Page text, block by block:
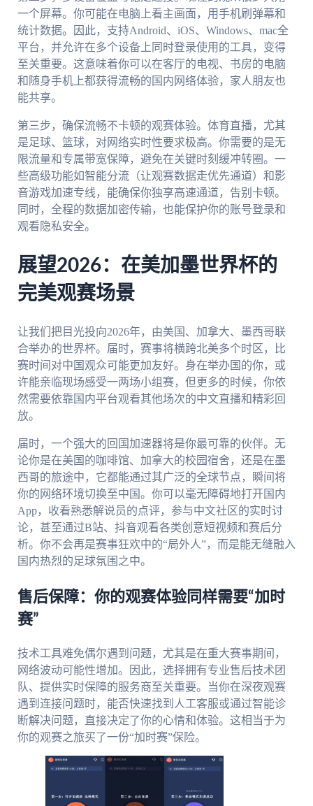
一个屏幕。你可能在电脑上看主画面，用手机刷弹幕和
统计数据。因此，支持Android、iOS、Windows、mac全
平台，并允许在多个设备上同时登录使用的工具，变得
至关重要。这意味着你可以在客厅的电视、书房的电脑
和随身手机上都获得流畅的国内网络体验，家人朋友也
能共享。
第三步，确保流畅不卡顿的观赛体验。体育直播，尤其
是足球、篮球，对网络实时性要求极高。你需要的是无
限流量和专属带宽保障，避免在关键时刻缓冲转圈。一
些高级功能如智能分流（让观赛数据走优先通道）和影
音游戏加速专线，能确保你独享高速通道，告别卡顿。
同时，全程的数据加密传输，也能保护你的账号登录和
观看隐私安全。
展望2026：在美加墨世界杯的
完美观赛场景
让我们把目光投向2026年，由美国、加拿大、墨西哥联
合举办的世界杯。届时，赛事将横跨北美多个时区，比
赛时间对中国观众可能更加友好。身在举办国的你，或
许能亲临现场感受一两场小组赛，但更多的时候，你依
然需要依靠国内平台观看其他场次的中文直播和精彩回
放。
届时，一个强大的回国加速器将是你最可靠的伙伴。无
论你是在美国的咖啡馆、加拿大的校园宿舍，还是在墨
西哥的旅途中，它都能通过其广泛的全球节点，瞬间将
你的网络环境切换至中国。你可以毫无障碍地打开国内
App，收看熟悉解说员的点评，参与中文社区的实时讨
论，甚至通过B站、抖音观看各类创意短视频和赛后分
析。你不会再是赛事狂欢中的“局外人”，而是能无缝融入
国内热烈的足球氛围之中。
售后保障：你的观赛体验同样需要“加时
赛”
技术工具难免偶尔遇到问题，尤其是在重大赛事期间，
网络波动可能性增加。因此，选择拥有专业售后技术团
队、提供实时保障的服务商至关重要。当你在深夜观赛
遇到连接问题时，能否快速找到人工客服或通过智能诊
断解决问题，直接决定了你的心情和体验。这相当于为
你的观赛之旅买了一份“加时赛”保险。